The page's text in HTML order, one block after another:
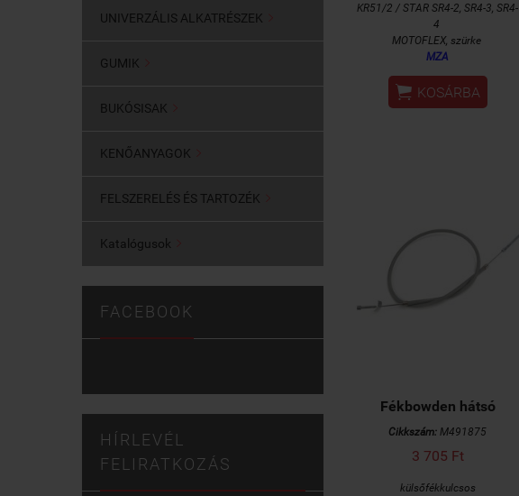
UNIVERZÁLIS ALKATRÉSZEK
GUMIK
BUKÓSISAK
KENŐANYAGOK
FELSZERELÉS ÉS TARTOZÉK
Katalógusok
FACEBOOK
HÍRLEVÉL
FELIRATKOZÁS
KR51/2 / STAR SR4-2, SR4-3, SR4-
4
MOTOFLEX, szürke
MZA
 KOSÁRBA
Fékbowden hátsó
Cikkszám: M491875
3 705 Ft
külsőfékkulcsos